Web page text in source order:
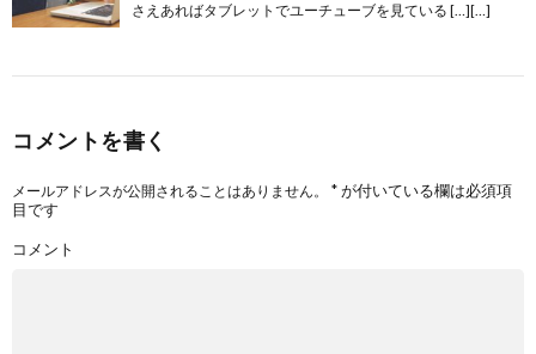
さえあればタブレットでユーチューブを見ている […][…]
コメントを書く
メールアドレスが公開されることはありません。 *が付いている欄は必須項
目です
コメント